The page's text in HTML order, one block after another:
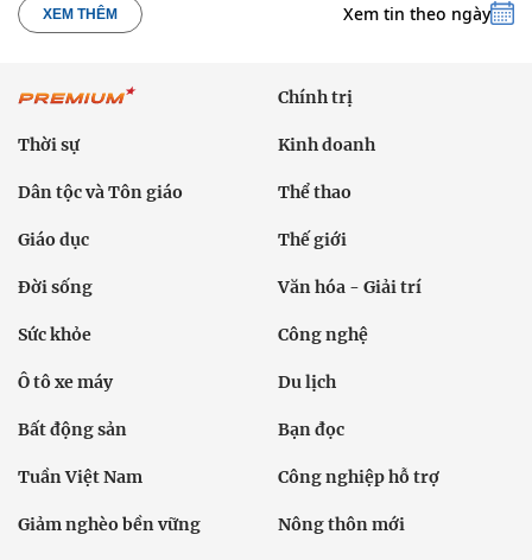
XEM THÊM Xem tin theo ngày
Chính trị
Thời sự Kinh doanh
Dân tộc và Tôn giáo Thể thao
Giáo dục Thế giới
Đời sống Văn hóa - Giải trí
Sức khỏe Công nghệ
Ô tô xe máy Du lịch
Bất động sản Bạn đọc
Tuần Việt Nam Công nghiệp hỗ trợ
Giảm nghèo bền vững Nông thôn mới